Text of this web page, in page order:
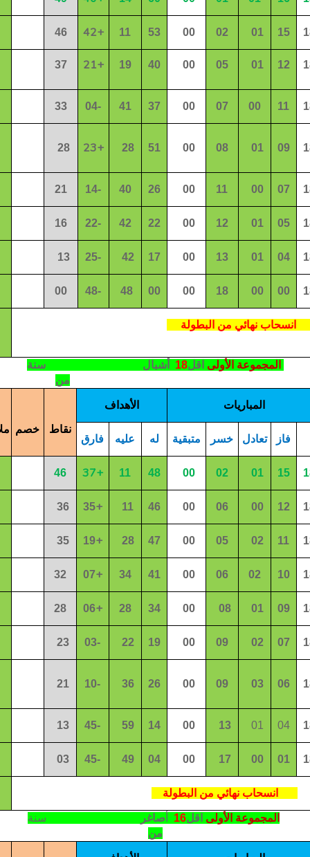
46 42+ 11 53 00 02 01 15
37 21+ 19 40 00 05 01 12
33 04- 41 37 00 07 00 11
28 23+ 28 51 00 08 01 09
21 14- 40 26 00 11 00 07
16 22- 42 22 00 12 01 05
13 25- 42 17 00 13 01 04
00 48- 48 00 00 18 00 00
نهائي من البطولة
سنةأشبال 18 المجموعة الأولى اقل
من
خصم نقاط
الأهداف المباريات
فارق عليه له متبقية خسر تعادل فاز
46 37+ 11 48 00 02 01 15
36 35+ 11 46 00 06 00 12
35 19+ 28 47 00 05 02 11
32 07+ 34 41 00 06 02 10
28 06+ 28 34 00 08 01 09
23 03- 22 19 00 09 02 07
21 10- 36 26 00 09 03 06
13 45- 59 14 00 13 01 04
03 45- 49 04 00 17 00 01
انسحاب نهائي من البطولة
سنة صاغر 16 المجموعة الأولى اقل
من